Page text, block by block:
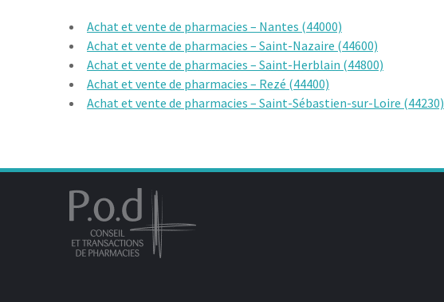
Achat et vente de pharmacies – Nantes (44000)
Achat et vente de pharmacies – Saint-Nazaire (44600)
Achat et vente de pharmacies – Saint-Herblain (44800)
Achat et vente de pharmacies – Rezé (44400)
Achat et vente de pharmacies – Saint-Sébastien-sur-Loire (44230)